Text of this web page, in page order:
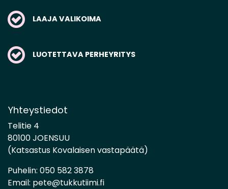
LAAJA VALIKOIMA
LUOTETTAVA PERHEYRITYS
Yhteystiedot
Telitie 4
80100 JOENSUU
(Katsastus Kovalaisen vastapäätä)
Puhelin: 050 582 3878
Email: pete@tukkutiimi.fi